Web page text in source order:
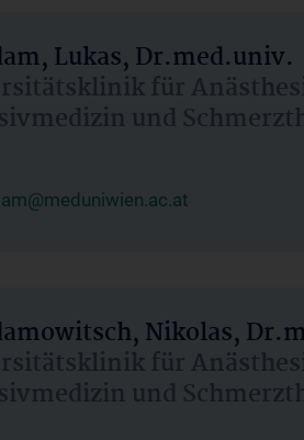
Lukas, Dr.med.univ.
für
und
Nikolas,
für
und